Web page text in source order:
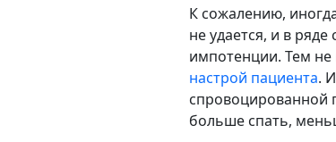
К сожалению,
не удается, и в
импотенции. Тем не
настрой пациента.
спровоцированной
больше спать,